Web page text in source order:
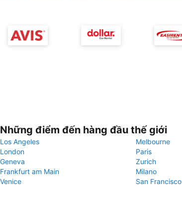
Những điểm đến hàng đầu thế giới
Los Angeles
Melbourne
London
Paris
Geneva
Zurich
Frankfurt am Main
Milano
Venice
San Francisco